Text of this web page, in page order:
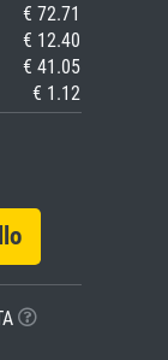
€ 72.71
€ 12.40
€ 41.05
€ 1.12